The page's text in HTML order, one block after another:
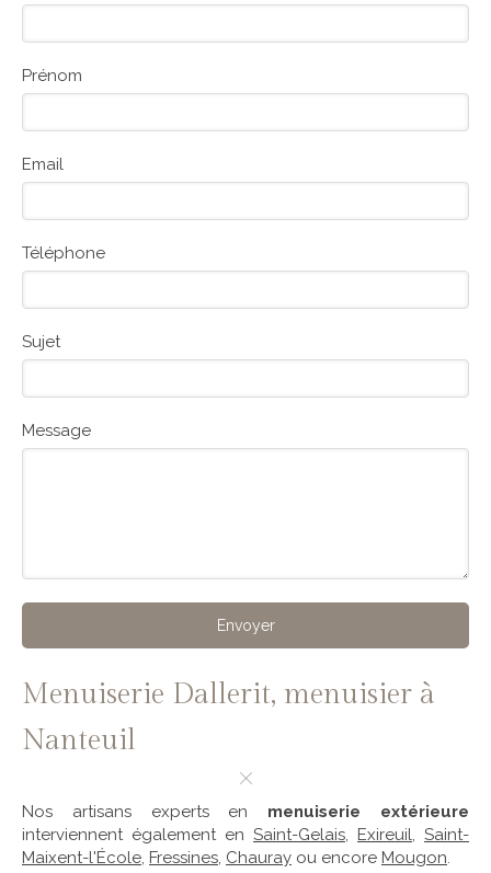
Prénom
Email
Téléphone
Sujet
Message
Envoyer
Menuiserie Dallerit, menuisier à
Nanteuil
Nos artisans experts en menuiserie extérieure
interviennent également en Saint-Gelais, Exireuil, Saint-
Maixent-l'École, Fressines, Chauray ou encore Mougon.